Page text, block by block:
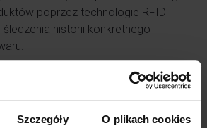
Szczegóły O plikach cookies
poprzez technologie RFID
historii konkretnego
że ani ustawa o VAT, ani
nie przewidują obowiązku
klienta jako warunku obniżenia
Taki wymóg wynika